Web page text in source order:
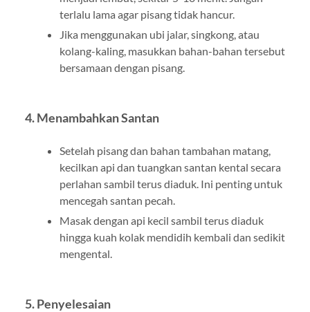
terlalu lama agar pisang tidak hancur.
Jika menggunakan ubi jalar, singkong, atau
kolang-kaling, masukkan bahan-bahan tersebut
bersamaan dengan pisang.
4. Menambahkan Santan
Setelah pisang dan bahan tambahan matang,
kecilkan api dan tuangkan santan kental secara
perlahan sambil terus diaduk. Ini penting untuk
mencegah santan pecah.
Masak dengan api kecil sambil terus diaduk
hingga kuah kolak mendidih kembali dan sedikit
mengental.
5. Penyelesaian